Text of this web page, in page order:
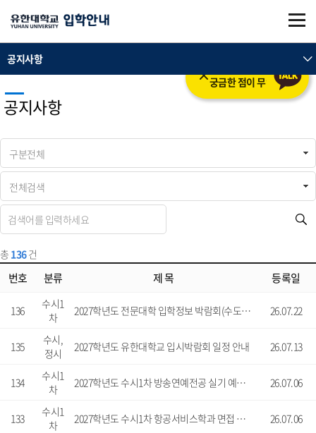
본문 바로가기주메뉴 바로가기
궁금한 점이 무엇인가요?
공지사항
공지사항
총 136건
번호 분류 제 목 등록일
136
수시1
차
2027학년도 전문대학 입학정보 박람회(수도권.강원권) 26.07.22
135
수시,
정시
2027학년도 유한대학교 입시박람회 일정 안내 26.07.13
134
수시1
차
2027학년도 수시1차 방송연예전공 실기 예상문제 안내 26.07.06
133
수시1
차
2027학년도 수시1차 항공서비스학과 면접 예상문제 안내 26.07.06